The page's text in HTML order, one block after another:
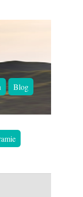
Blog